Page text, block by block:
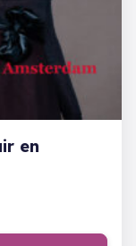
en